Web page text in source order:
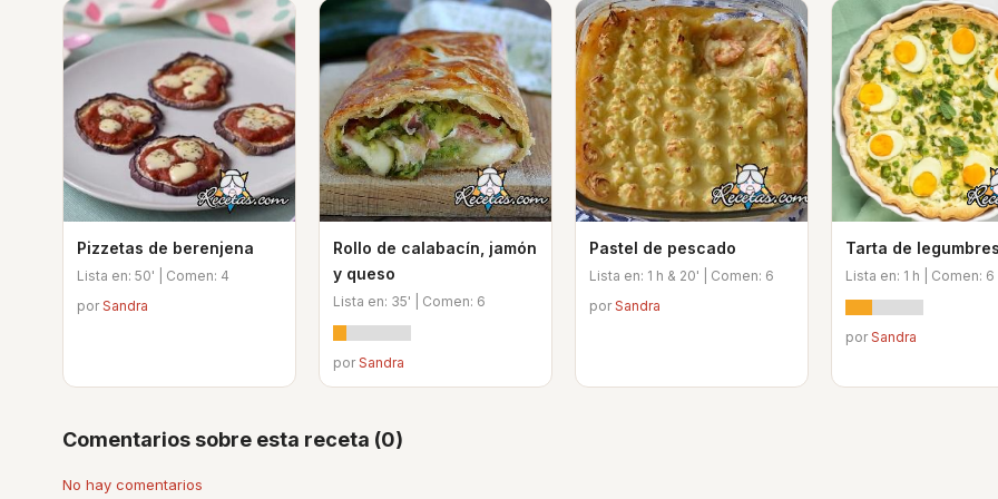
Pizzetas de berenjena
Lista en: 50' | Comen: 4
porSandra
Rollo de calabacín, jamón
y queso
Lista en: 35' | Comen: 6
porSandra
Pastel de pescado
Lista en: 1 h & 20' | Comen: 6
porSandra
Tarta de
Lista en: 1 h | Comen: 6
porSandra
Comentarios sobre esta receta (0)
No hay comentarios